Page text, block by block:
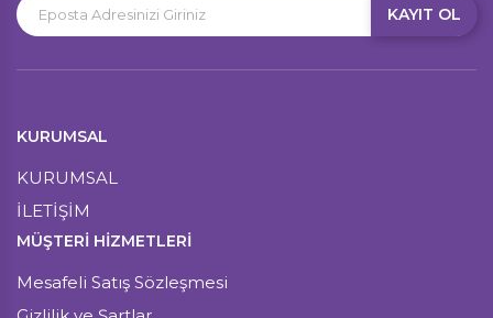
KAYIT OL
KURUMSAL
KURUMSAL
İLETİŞİM
MÜŞTERI HIZMETLERI
Mesafeli Satış Sözleşmesi